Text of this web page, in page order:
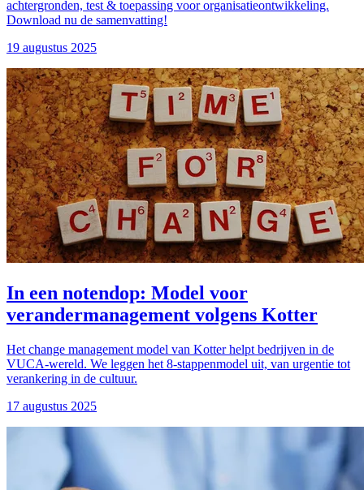
achtergronden, test & toepassing voor organisatieontwikkeling.
Download nu de samenvatting!
19 augustus 2025
In een notendop: Model voor
verandermanagement volgens Kotter
Het change management model van Kotter helpt bedrijven in de
VUCA-wereld. We leggen het 8-stappenmodel uit, van urgentie tot
verankering in de cultuur.
17 augustus 2025